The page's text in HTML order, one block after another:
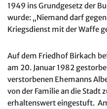
1949 ins Grundgesetz der
wurde: „Niemand darf
Kriegsdienst mit der Waffe
Auf dem Friedhof Birkach
am 20. Januar 1982
verstorbenen Ehemanns
von der Familie an die Stadt
erhaltenswert eingestuft.